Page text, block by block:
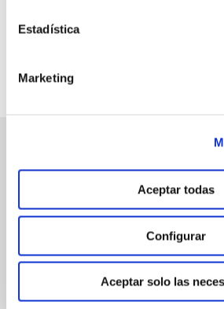
Estadística
Marketing
Aceptar todas
Configurar
Aceptar solo las
manvert
croptology
Recibe invitaciones exclusivas a
webinars, asesoramiento técnico y
Únete a croptology